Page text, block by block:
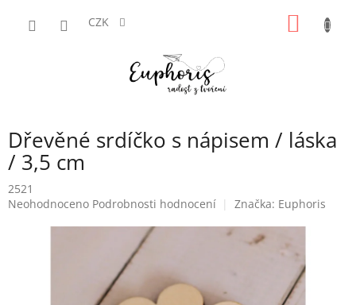
CZK
Dřevěné srdíčko s nápisem / láska
/ 3,5 cm
2521
Průměrné
Neohodnoceno Podrobnosti hodnocení Značka: Euphoris